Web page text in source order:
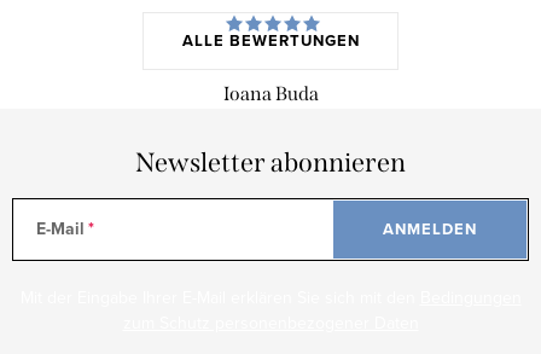
ALLE BEWERTUNGEN
Ioana Buda
Newsletter abonnieren
E-Mail ANMELDEN